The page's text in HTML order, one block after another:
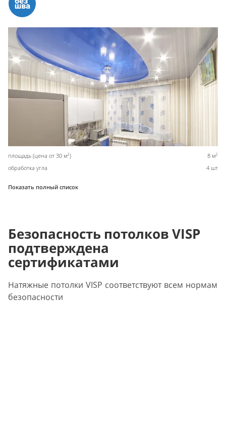
площадь (цена от 30 м2) 8 м2
обработка угла 4 шт
Показать полный список
Безопасность потолков VISP
подтверждена
сертификатами
Натяжные потолки VISP соответствуют всем нормам
безопасности